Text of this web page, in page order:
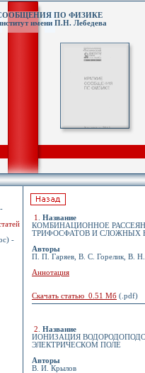
ПО ФИЗИКЕ
имени П.Н. Лебедева
-
-
1
Название
КОМБИНАЦИОННОЕ
ТРИФОСФАТОВ И СЛОЖНЫХ
Авторы
П. П. Гаряев, В. С. Горелик, В.
Аннотация
Скачать статью 0.51 Мб (.pdf)
2
Название
ИОНИЗАЦИЯ
ЭЛЕКТРИЧЕСКОМ ПОЛЕ
Авторы
В. И. Крылов